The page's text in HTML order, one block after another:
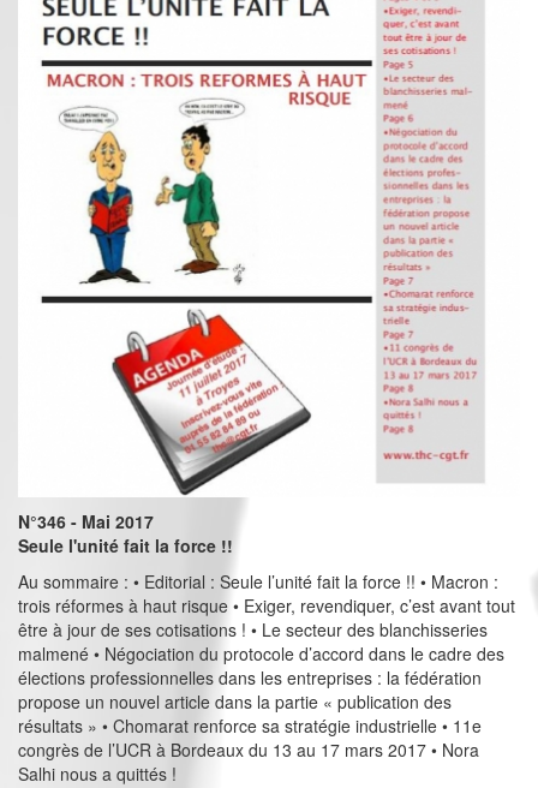
N°346 - Mai 2017
Seule l'unité fait la force !!
Au sommaire : • Editorial : Seule l’unité fait la force !! • Macron :
trois réformes à haut risque • Exiger, revendiquer, c’est avant tout
être à jour de ses cotisations ! • Le secteur des blanchisseries
malmené • Négociation du protocole d’accord dans le cadre des
élections professionnelles dans les entreprises : la fédération
propose un nouvel article dans la partie « publication des
résultats » • Chomarat renforce sa stratégie industrielle • 11e
congrès de l’UCR à Bordeaux du 13 au 17 mars 2017 • Nora
Salhi nous a quittés !